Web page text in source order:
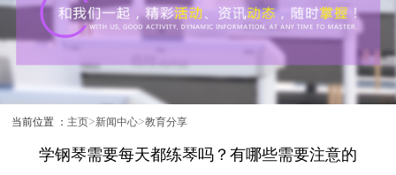
音协考级
双排键升级
玖月琴房
玖月琴房云
玖月·音悦岛
玖乐团
视频专区
师资查询
全国师资招
当前位置 ： 主页>新闻中心>教育分享
学钢琴需要每天都练琴吗？有哪些需要注意的